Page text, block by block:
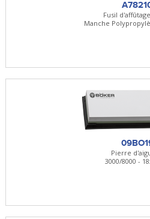
Fusil
Manche
Pierre
3000/8000 -